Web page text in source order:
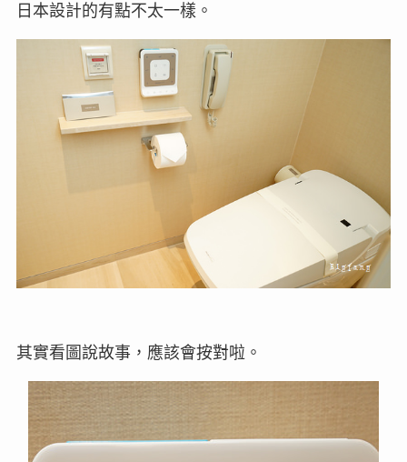
日本設計的有點不太一樣。
其實看圖說故事，應該會按對啦。